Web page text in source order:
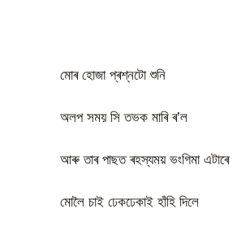
মোৰ হোজা প্ৰশ্নটো শুনি
অলপ সময় সি তভক মাৰি ৰ’ল
আৰু তাৰ পাছত ৰহস্যময় ভংগিমা এটাৰে
মোলৈ চাই ঢেকঢেকাই হাঁহি দিলে